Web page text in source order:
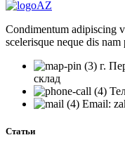
Condimentum adipiscing
scelerisque neque dis nam
г.
склад
Email:
Статьи